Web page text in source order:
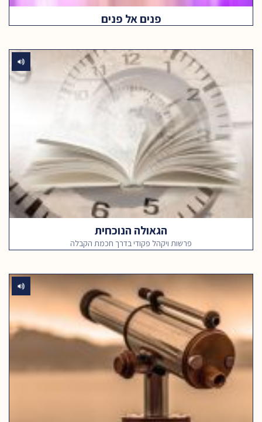
פנים אל פנים
הגאולה הנוכחית
פרשות ויקהל פקודי בדרך חכמת הקבלה